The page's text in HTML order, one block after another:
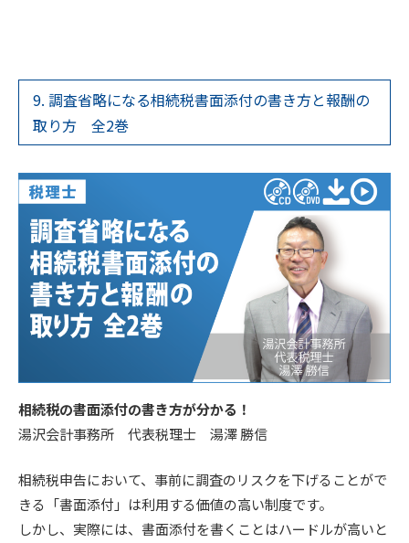
9. 調査省略になる相続税書面添付の書き方と報酬の
取り方 全2巻
相続税の書面添付の書き方が分かる！
湯沢会計事務所 代表税理士 湯澤 勝信
相続税申告において、事前に調査のリスクを下げることがで
きる「書面添付」は利用する価値の高い制度です。
しかし、実際には、書面添付を書くことはハードルが高いと